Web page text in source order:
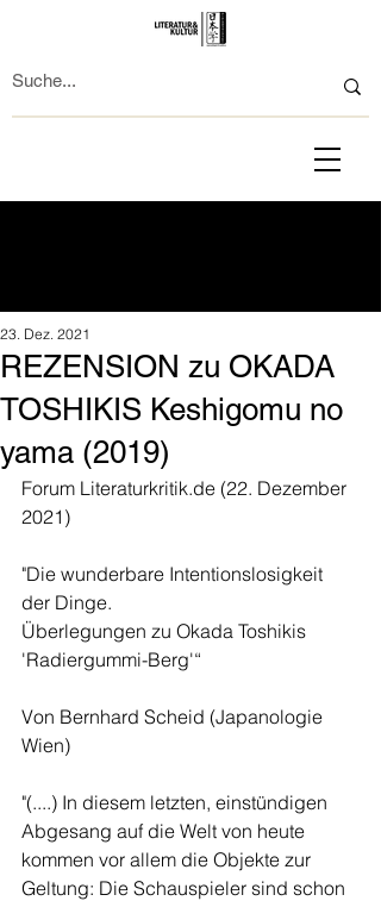
REZENSION zu OKADA
TOSHIKIS Keshigomu no
yama (2019)
23. Dez. 2021
Forum Literaturkritik.de (22. Dezember
2021)
"Die wunderbare Intentionslosigkeit
der Dinge.
Überlegungen zu Okada Toshikis
'Radiergummi-Berg'“
Von Bernhard Scheid (Japanologie
Wien)
"(....) In diesem letzten, einstündigen
Abgesang auf die Welt von heute
kommen vor allem die Objekte zur
Geltung: Die Schauspieler sind schon